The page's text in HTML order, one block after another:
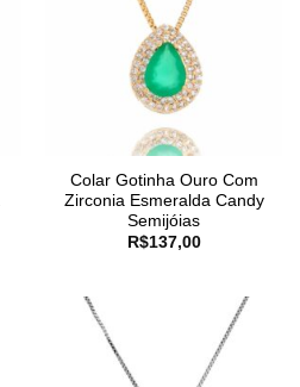
Colar Gotinha Ouro Com
Zirconia Esmeralda Candy
Semijóias
R$137,00